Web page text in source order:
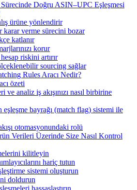
Doğru ASIN–UPC Eşleşmesi
ürüne yönlendirir
karar verme sürecini bozar
katlanır
korur
riskini artırır
sourcing sağlar
Rules Aracı Nedir?
özeti
ve analiz iş akışınızı nasıl birbirine
eşleşme bayrağı (match flag) sistemi ile
otomasyonundaki rolü
Verileri Üzerinde Size Nasıl Kontrol
kilitleyin
hariç tutun
sistemi oluşturun
doldurun